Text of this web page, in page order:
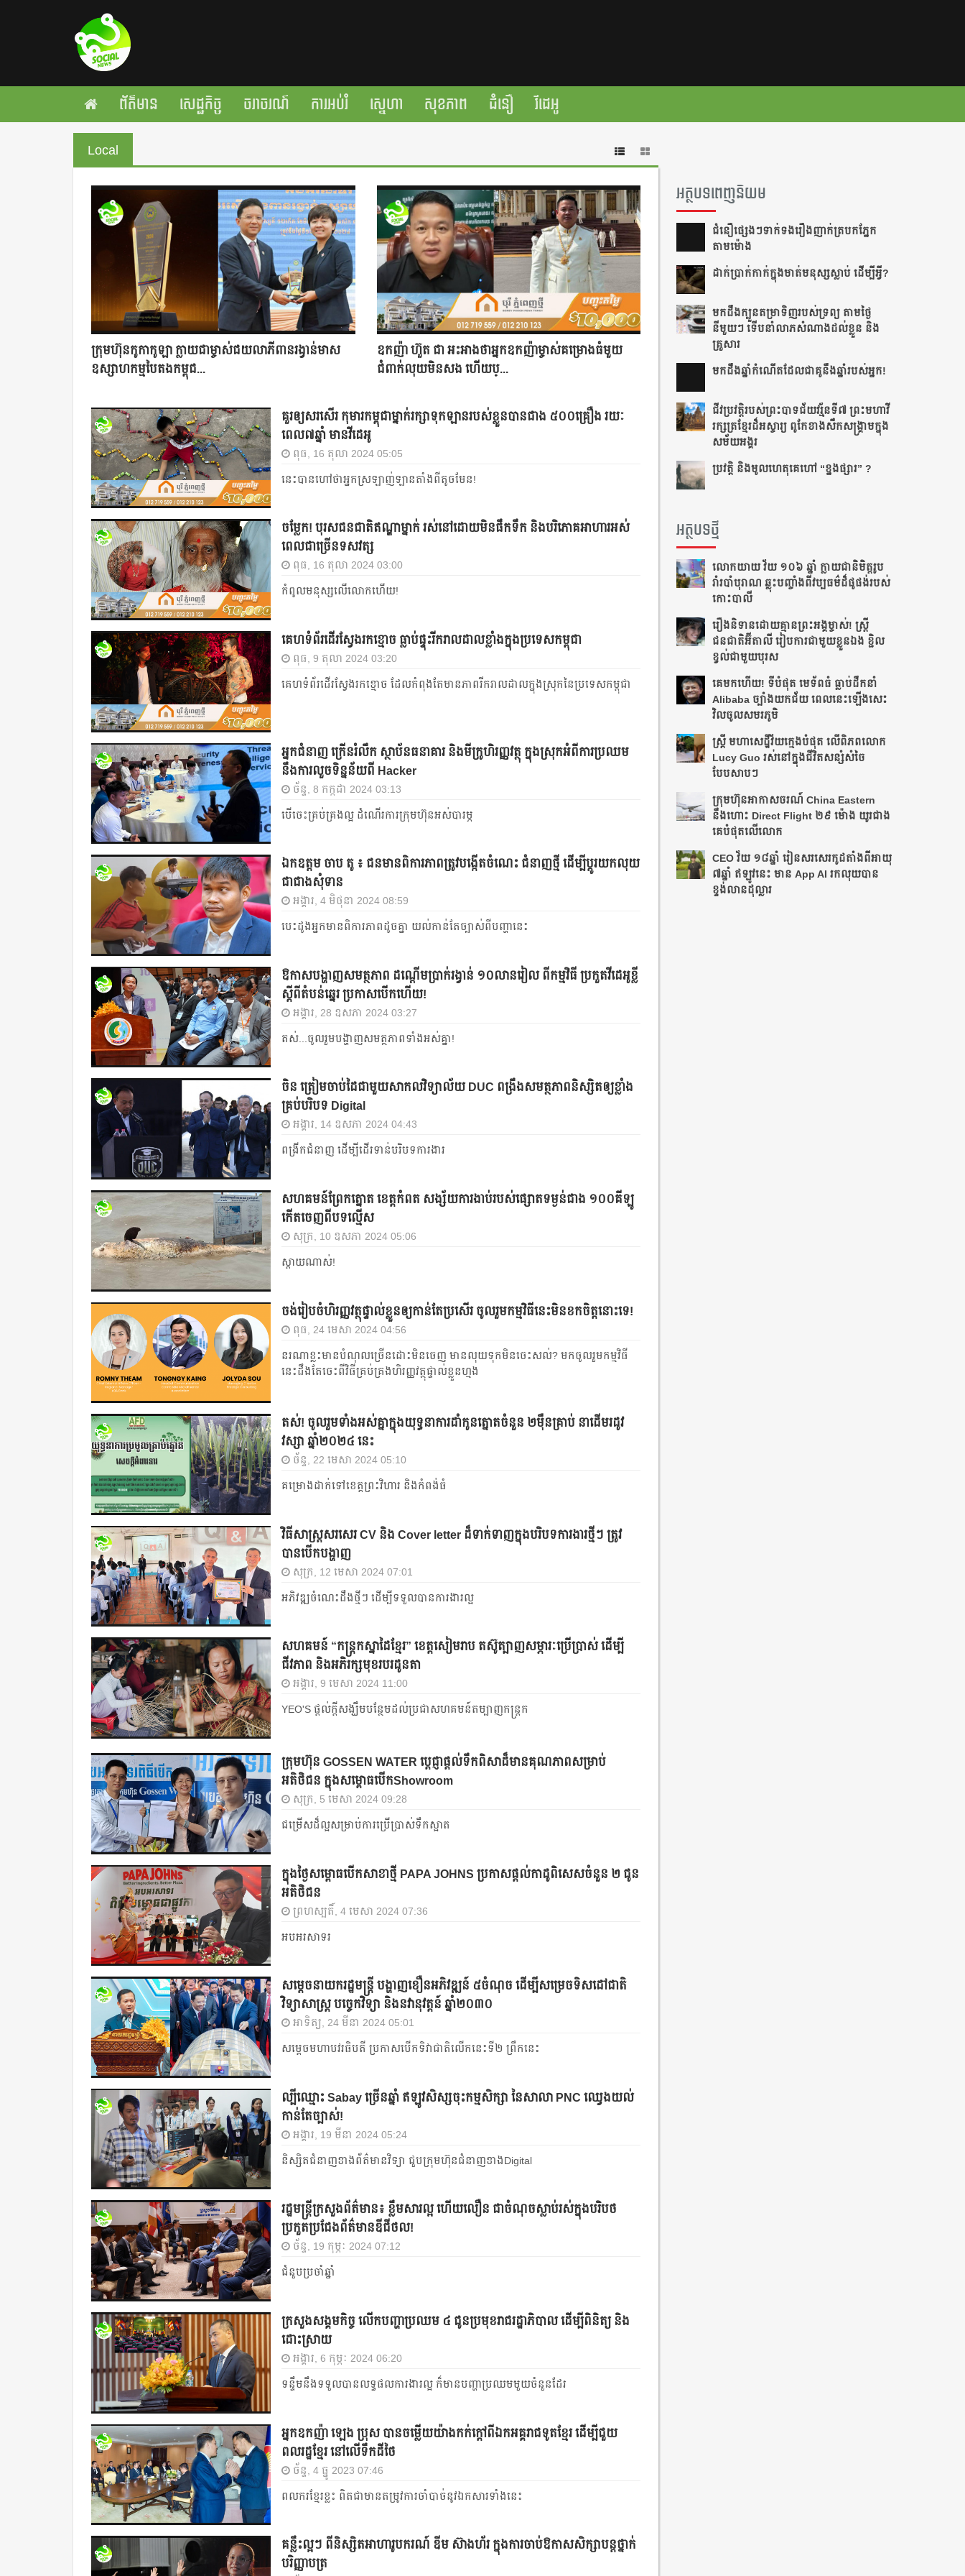
ព័ត៌មាន សេដ្ឋកិច្ច ចរាចរណ៍ ការអប់រំ ស្នេហា សុខភាព ជំនឿ វីដេអូ
Local
ក្រុមហ៊ុនកូកាកូឡា ក្លាយជាម្ចាស់ជយលាភីពានរង្វាន់មាស
ឧស្សាហកម្មបៃតងកម្ពុជ...
ឧកញ៉ា ហ៊ួត ជា អះអាង​ថាអ្នកឧកញ៉ាម្ចាស់គម្រោងធំមួយ
ជំពាក់លុយមិនសង​ ហើយប្...
គួរឲ្យសរសើរ កុមារកម្ពុជាម្នាក់រក្សាទុកឡានរបស់ខ្លួនបានជាង ៥០០គ្រឿង រយៈ
ពេល៧ឆ្នាំ មានវីដេអូ
ពុធ, 16 តុលា 2024 05:05
នេះបានហៅថាអ្នកស្រឡាញ់ឡានតាំងពីតូចមែន!
ចម្លែក! ​បុរស​ជនជាតិ​ឥណ្ឌា​ម្នាក់​ រស់​នៅ​ដោយ​មិន​ផឹក​ទឹក​ និង​បរិភោគ​អាហារ​អស់​​
ពេល​ជា​ច្រើន​ទសវត្ស​
ពុធ, 16 តុលា 2024 03:00
កំពូលមនុស្សលើលោកហើយ!
គេហទំព័រដើរស្វែងរកខ្មោច ធ្លាប់ផ្ទុះរីករាលដាលខ្លាំងក្នុងប្រទេសកម្ពុជា
ពុធ, 9 តុលា 2024 03:20
គេហទំព័រដើរស្វែងរកខ្មោច ដែលកំពុងតែមានភាពរីករាលដាលក្នុងស្រុកនៃប្រទេសកម្ពុជា
អ្នកជំនាញ ក្រើនរំលឹក ស្ថាប័នធនាគារ និងមីក្រូហិរញ្ញវត្ថុ ក្នុងស្រុកអំពីការប្រឈម
នឹងការលួចទិន្នន័យពី Hacker
ច័ន្ទ, 8 កក្កដា 2024 03:13
បើចេះគ្រប់គ្រងល្អ ដំណើរការក្រុមហ៊ុនអស់បារម្ភ
ឯកឧត្ដម ចាប តូ ៖​ ជនមានពិការភាពត្រូវបង្កើតចំណេះ ជំនាញថ្មី ដើម្បីប្ដូរយកលុយ
ជាជាងសុំទាន
អង្គារ, 4 មិថុនា 2024 08:59
បេះដូងអ្នកមានពិការភាពដូចគ្នា យល់កាន់តែច្បាស់ពីបញ្ហានេះ
ឱកាស​បង្ហាញ​សមត្ថភាព ដណ្ដើមប្រាក់រង្វាន់ ១០លានរៀល ពី​កម្មវិធី ប្រកួត​វីដេអូ​ខ្លី​
ស្ដីពីតំបន់ឆ្នេរ ប្រកាសបើកហើយ!
អង្គារ, 28 ឧសភា 2024 03:27
តស់...ចូលរួមបង្ហាញសមត្ថភាពទាំងអស់គ្នា!
ចិន ត្រៀមចាប់ដៃជាមួយសាកលវិទ្យាល័យ DUC ពង្រឹងសមត្ថភាពនិស្សិតឲ្យខ្លាំង
គ្រប់បរិបទ Digital
អង្គារ, 14 ឧសភា 2024 04:43
ពង្រីកជំនាញ ដើម្បីដើរទាន់បរិបទការងារ
សហគមន៍​ព្រែកត្នោត ខេត្ដ​កំពត សង្ស័យការ​ងាប់​របស់​ផ្សោត​ទម្ងន់​ជាង ១០០​គីឡូ
កើតចេញពីបទល្មើស
សុក្រ, 10 ឧសភា 2024 05:06
ស្ដាយណាស់!
ចង់រៀបចំហិរញ្ញវត្ថុផ្ទាល់ខ្លួនឲ្យកាន់តែប្រសើរ ចូលរួមកម្មវិធីនេះមិនខកចិត្តនោះទេ!
ពុធ, 24 មេសា 2024 04:56
នរណាខ្លះមានបំណុលច្រើនដោះមិនចេញ មានលុយទុកមិនចេះសល់? មកចូលរួមកម្មវិធី
នេះដឹងតែចេះពីវិធីគ្រប់គ្រងហិរញ្ញវត្ថុផ្ទាល់ខ្លួនហ្មង
តស់! ចូលរួមទាំងអស់គ្នាក្នុងយុទ្ធនាការដាំកូនត្នោតចំនួន ២ម៉ឺនគ្រាប់ នាដើមរដូវ
វស្សា ឆ្នាំ២០២៤ នេះ
ច័ន្ទ, 22 មេសា 2024 05:10
គម្រោងដាក់ទៅខេត្ដព្រះវិហារ និងកំពង់ធំ
វិធីសាស្ដ្រសរសេរ CV និង Cover letter ដ៏ទាក់ទាញក្នុងបរិបទការងារថ្មីៗ ត្រូវ
បានបើកបង្ហាញ
សុក្រ, 12 មេសា 2024 07:01
អភិវឌ្ឍចំណេះដឹងថ្មីៗ ដើម្បីទទួលបានការងារល្អ
សហគមន៍ “កន្ដ្រកស្នាដៃខ្មែរ” ខេត្ដ​សៀមរាប តស៊ូត្បាញ​សម្ភារៈ​ប្រើប្រាស់ ដើម្បី​
ជីវភាព និង​អភិរក្ស​មុខរបរ​ដូនតា
អង្គារ, 9 មេសា 2024 11:00
YEO'S ផ្ដល់ក្ដីសង្ឃឹមបន្ថែមដល់ប្រជាសហគមន៍តម្បាញកន្ដ្រក
ក្រុមហ៊ុន GOSSEN WATER ប្ដេជ្ញាផ្ដល់ទឹកពិសាដ៏មានគុណភាពសម្រាប់
អតិថិជន ក្នុងសម្ពោធបើកShowroom
សុក្រ, 5 មេសា 2024 09:28
ជម្រើសដ៏ល្អសម្រាប់ការប្រើប្រាស់ទឹកស្អាត
ក្នុងថ្ងៃសម្ពោធបើកសាខាថ្មី PAPA JOHNS ប្រកាសផ្ដល់កាដូពិសេសចំនួន ២ ជូន
អតិថិជន
ព្រហស្បតិ៍, 4 មេសា 2024 07:36
អបអរសាទរ
សម្ដេចនាយករដ្ឋមន្ដ្រី បង្ហាញខឿនអភិវឌ្ឍន៍ ៥ចំណុច ដើម្បីសម្រេចទិសដៅជាតិ
វិទ្យាសាស្ដ្រ បច្ចេកវិទ្យា និងនវានុវត្ដន៍ ឆ្នាំ២០៣០
អាទិត្យ, 24 មីនា 2024 05:01
សម្ដេចមហាបវរធិបតី ប្រកាសបើកទិវាជាតិលើកនេះទី២ ព្រឹកនេះ
ល្បីឈ្មោះ Sabay ច្រើន​ឆ្នាំ ឥឡូវសិស្ស​ចុះ​កម្មសិក្សា នៃ​សាលា PNC ឈ្វេងយល់​
កាន់​តែ​ច្បាស់!
អង្គារ, 19 មីនា 2024 05:24
និស្សិតជំនាញខាងព័ត៌មានវិទ្យា ជួបក្រុមហ៊ុន​ជំនាញខាងDigital
រដ្ឋមន្ដ្រីក្រសួងព័ត៌មាន៖ ខ្លឹមសារល្អ ហើយលឿន ជា​ចំណុច​ស្លាប់រស់​ក្នុង​បរិបថ​
ប្រកួត​ប្រជែង​ព័ត៌មាន​ឌីជីថល!
ច័ន្ទ, 19 កុម្ភៈ 2024 07:12
ជំនួបប្រចាំឆ្នាំ
ក្រសួងសង្គមកិច្ច លើកបញ្ហាប្រឈម ៤ ជូនប្រមុខរាជរដ្ឋាភិបាល ដើម្បីពិនិត្យ និង
ដោះស្រាយ
អង្គារ, 6 កុម្ភៈ 2024 06:20
ទន្ទឹមនឹងទទួលបានលទ្ធផលការងារល្អ ក៏មាន​បញ្ហាប្រឈមមួយចំនួនដែរ
អ្នកឧកញ៉ា ឡេង ប្រុស បានចម្លើយយ៉ាងកក់ក្ដៅពីឯកអគ្គរាជទូតខ្មែរ ដើម្បីជួយ
ពលរដ្ឋខ្មែរ​​ នៅលើទឹកដីថៃ
ច័ន្ទ, 4 ធ្នូ 2023 07:46
ពលករខ្មែរខ្លះ ពិតជាមានតម្រូវការចាំបាច់នូវឯកសារ​ទាំង​នេះ
គន្លឹះល្អៗ ពីនិស្សិតអាហារូបករណ៍ ឌីម ស៊ាងហ័រ ក្នុងការចាប់ឱកាសសិក្សាបន្ដថ្នាក់
បរិញ្ញាបត្រ
អត្ថបទពេញនិយម
ជំនឿ​ផ្សេងៗ​ទាក់ទង​រឿង​ញាក់​ត្របក​ភ្នែក​
តាម​ម៉ោង​
ដាក់​ប្រាក់​កាក់​ក្នុង​មាត់​មនុស្ស​ស្លាប់ ដើម្បី​អ្វី?
មកដឹងក្បួនតម្រាទិញរបស់ទ្រព្យ តាមថ្ងៃ
នីមួយៗ ទើបនាំលាភសំណាងដល់ខ្លួន និង
គ្រួសារ
មក​ដឹងឆ្នាំ​កំណើត​ដែល​ជា​គូ​នឹង​ឆ្នាំ​របស់​អ្នក!​
ជីវប្រវត្តិ​របស់​ព្រះបាទ​ជ័យវរ្ម័ន​ទី៧ ព្រះមហាវី
រក្សត្រខ្មែរដ៏អស្ចារ្យ ពូកែខាងសឹកសង្រ្គាមក្នុង
សម័យអង្គរ
ប្រវត្តិ និងមូលហេតុគេហៅ “ខ្នងផ្សារ” ?
អត្ថបទថ្មី
លោកយាយ វ័យ ១០៦ ឆ្នាំ ក្លាយជានិមិត្តរូប
រាំរបាំបុរាណ ឆ្លុះបញ្ចាំងពីវប្បធម៌ដ៏ផូផង់របស់
កោះបាលី
រឿងនិទានដោយគ្មានព្រះអង្គម្ចាស់! ស្ត្រី
ជនជាតិអ៊ីតាលី រៀបការជាមួយខ្លួនឯង ខ្ជិល
ខ្វល់ជាមួយបុរស
គេមកហើយ! ទីបំផុត​ មេទ័ពធំ ធ្លាប់ដឹកនាំ
Alibaba ច្បាំងយកជ័យ ពេលនេះឡើងសេះ
វិលចូលសមរភូមិ
ស្ត្រី មហាសេដ្ឋីវ័យក្មេងបំផុត លើពិភពលោក
Lucy Guo រស់នៅក្នុងជីវិតសន្សំសំចៃ
បែបសាបៗ
ក្រុមហ៊ុនអាកាសចរណ៍ China Eastern
នឹង​ហោះ Direct Flight ២៩ ម៉ោង យូរជាង
គេបំផុតលើលោក
CEO វ័យ ១៨ឆ្នាំ រៀនសរសេរកូដតាំងពីអាយុ
៧ឆ្នាំ ឥឡូវនេះ មាន App AI រកលុយបាន
ខ្ទង់លានដុល្លារ